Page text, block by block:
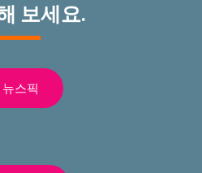
보세요.
뉴스픽